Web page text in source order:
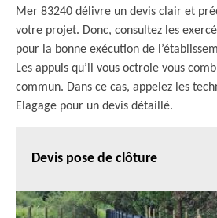
Mer 83240 délivre un devis clair et
votre projet. Donc, consultez les
pour la bonne exécution de
Les appuis qu’il vous octroie vous
commun. Dans ce cas, appelez les
Elagage pour un devis détaillé.
Devis pose de clôture